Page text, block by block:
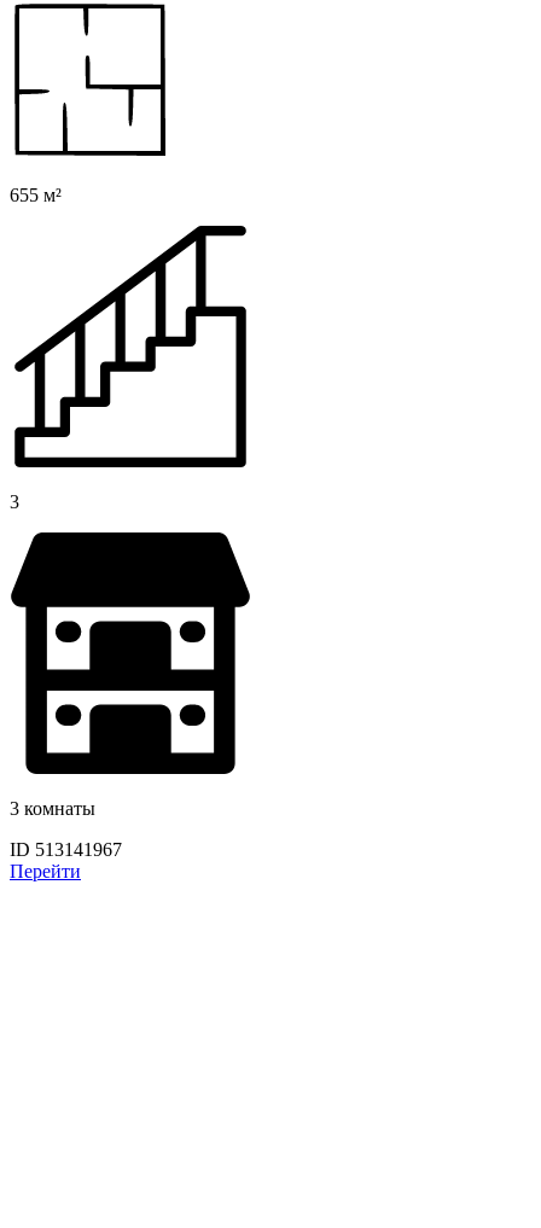
655 м²
3
3 комнаты
ID 513141967
Перейти